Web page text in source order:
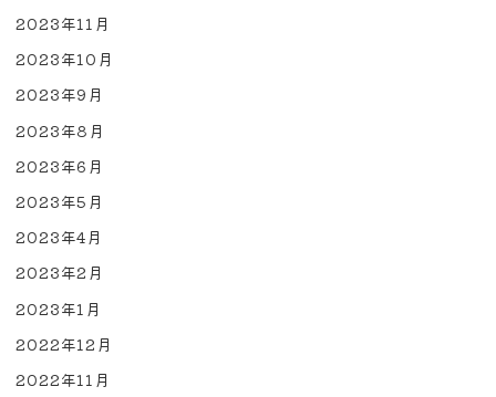
2023年11月
2023年10月
2023年9月
2023年8月
2023年6月
2023年5月
2023年4月
2023年2月
2023年1月
2022年12月
2022年11月